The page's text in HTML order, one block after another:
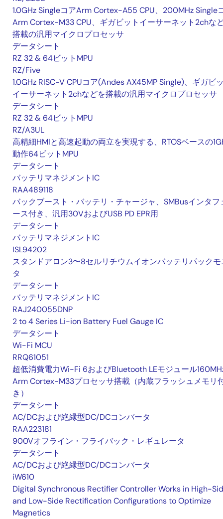
1.0GHz SingleコアArm Cortex-A55 CPU、200MHz Single
Arm Cortex-M33 CPU、ギガビットイーサーネット2chな
搭載の汎用マイクロプロセッサ
データシート
RZ 32 & 64ビットMPU
RZ/Five
1.0GHz RISC-V CPUコア(Andes AX45MP Single)、ギガビ
イーサーネット2chなどを搭載の汎用マイクロプロセッサ
データシート
RZ 32 & 64ビットMPU
RZ/A3UL
高精細HMIと高速起動の両立を実現する、RTOSベースの
動作64ビットMPU
データシート
バッテリマネジメントIC
RAA489118
バックブースト・バッテリ・チャージャ、SMBusインタフ
ース付き、汎用30VおよびUSB PD EPR用
データシート
バッテリマネジメントIC
ISL94202
スタンドアロン3〜8セルリチウムイオンバッテリパックモ
タ
データシート
バッテリマネジメントIC
RAJ240055DNP
2 to 4 Series Li-ion Battery Fuel Gauge IC
データシート
Wi-Fi MCU
RRQ61051
超低消費電力Wi-Fi 6およびBluetooth LEモジュール
Arm Cortex-M33プロセッサ搭載（内蔵フラッシュメモリ
き）
データシート
AC/DCおよび絶縁型DC/DCコンバータ
RAA223181
900Vオフライン・フライバック・レギュレータ
データシート
AC/DCおよび絶縁型DC/DCコンバータ
iW610
Digital Synchronous Rectifier Controller Works in High-
and Low-Side Rectification Configurations to Optimize
Magnetics